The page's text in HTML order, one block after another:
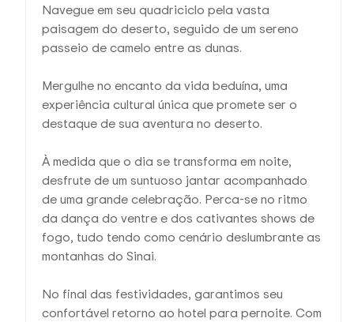
Navegue em seu quadriciclo pela vasta
paisagem do deserto, seguido de um sereno
passeio de camelo entre as dunas.
Mergulhe no encanto da vida beduína, uma
experiência cultural única que promete ser o
destaque de sua aventura no deserto.
À medida que o dia se transforma em noite,
desfrute de um suntuoso jantar acompanhado
de uma grande celebração. Perca-se no ritmo
da dança do ventre e dos cativantes shows de
fogo, tudo tendo como cenário deslumbrante as
montanhas do Sinai.
No final das festividades, garantimos seu
confortável retorno ao hotel para pernoite. Com